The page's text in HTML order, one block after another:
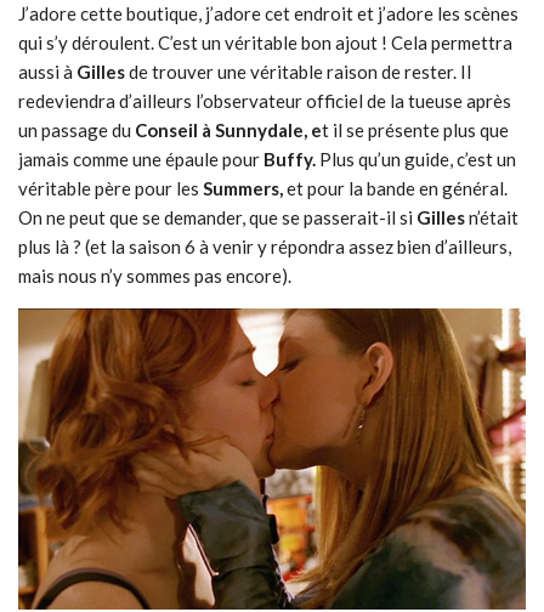
J’adore cette boutique, j’adore cet endroit et j’adore les scènes
qui s’y déroulent. C’est un véritable bon ajout ! Cela permettra
aussi à Gillesde trouver une véritable raison de rester. Il
redeviendra d’ailleurs l’observateur officiel de la tueuse après
un passage du Conseil à Sunnydale, et il se présente plus que
jamais comme une épaule pour Buffy. Plus qu’un guide, c’est un
véritable père pour les Summers,et pour la bande en général.
On ne peut que se demander, que se passerait-il si Gillesn’était
plus là ? (et la saison 6 à venir y répondra assez bien d’ailleurs,
mais nous n’y sommes pas encore).